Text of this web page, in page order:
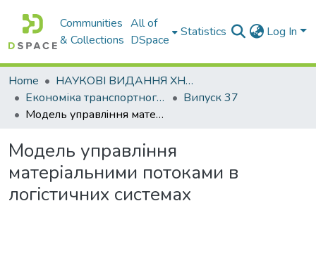
Communities
& Collections
All of
DSpace
Statistics Log In
Home
НАУКОВІ ВИДАННЯ ХНАДУ
Економіка транспортного комплексу
Випуск 37
Модель управлiння матерiальними потоками в логiстичних системах
Модель управлiння
матерiальними потоками в
логiстичних системах